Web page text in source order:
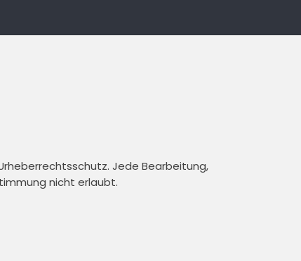
Jede Bearbeitung,
nicht erlaubt.